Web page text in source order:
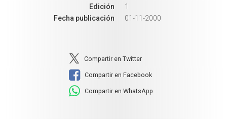
Edición
1
Fecha publicación
01-11-2000
Compartir en Twitter
Compartir en Facebook
Compartir en WhatsApp